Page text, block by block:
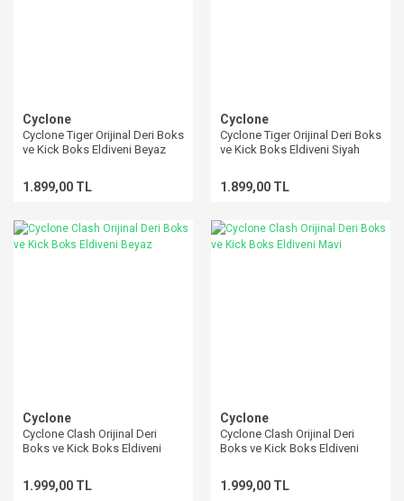
Cyclone
Cyclone Tiger Orijinal Deri Boks
ve Kick Boks Eldiveni Beyaz
1.899,00 TL
Cyclone
Cyclone Tiger Orijinal Deri Boks
ve Kick Boks Eldiveni Siyah
1.899,00 TL
Cyclone
Cyclone Clash Orijinal Deri
Boks ve Kick Boks Eldiveni
1.999,00 TL
Cyclone
Cyclone Clash Orijinal Deri
Boks ve Kick Boks Eldiveni
1.999,00 TL